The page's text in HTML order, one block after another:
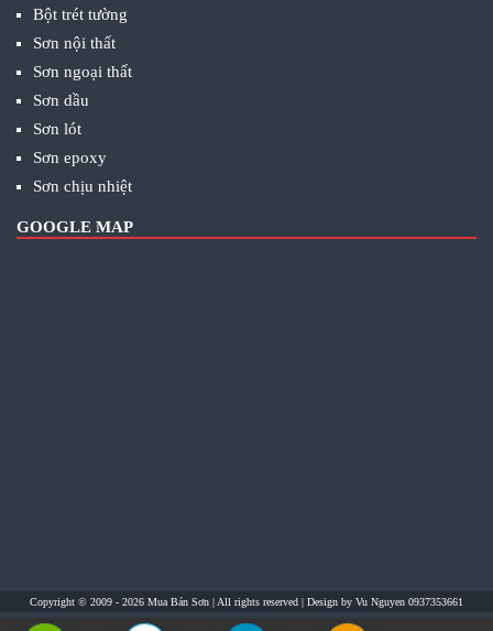
Bột trét tường
Sơn nội thất
Sơn ngoại thất
Sơn dầu
Sơn lót
Sơn epoxy
Sơn chịu nhiệt
GOOGLE MAP
Copyright © 2009 - 2026 Mua Bán Sơn | All rights reserved | Design by Vu Nguyen 0937353661